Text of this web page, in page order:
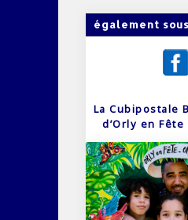
également
La Cubipostale
d’Orly en